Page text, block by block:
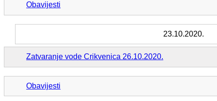
Obavijesti
23.10.2020.
Zatvaranje vode Crikvenica 26.10.2020.
Obavijesti